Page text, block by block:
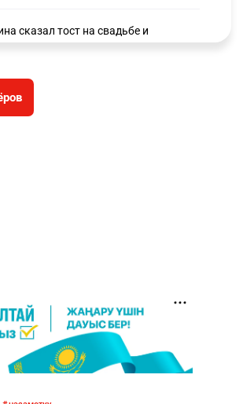
сказал тост на свадьбе и
уголовное дело
а мясо дороже. Почему в
продолжают расти цены на
2
ПСЖ объявил об открытии своей
академии в Астане